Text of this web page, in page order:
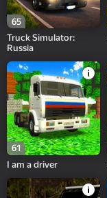
65
Truck Simulator:
Russia
61
I am a driver